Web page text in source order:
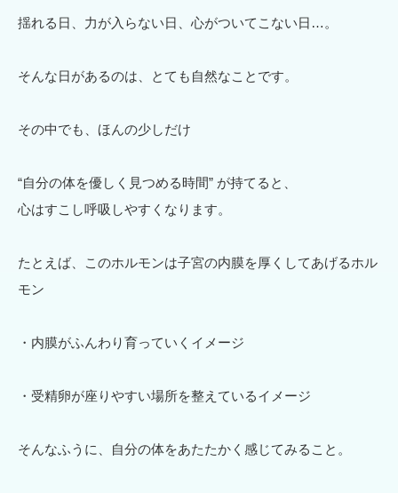
揺れる日、力が入らない日、心がついてこない日…。
そんな日があるのは、とても自然なことです。
その中でも、ほんの少しだけ
“自分の体を優しく見つめる時間” が持てると、
心はすこし呼吸しやすくなります。
たとえば、このホルモンは子宮の内膜を厚くしてあげるホル
モン
・内膜がふんわり育っていくイメージ
・受精卵が座りやすい場所を整えているイメージ
そんなふうに、自分の体をあたたかく感じてみること。